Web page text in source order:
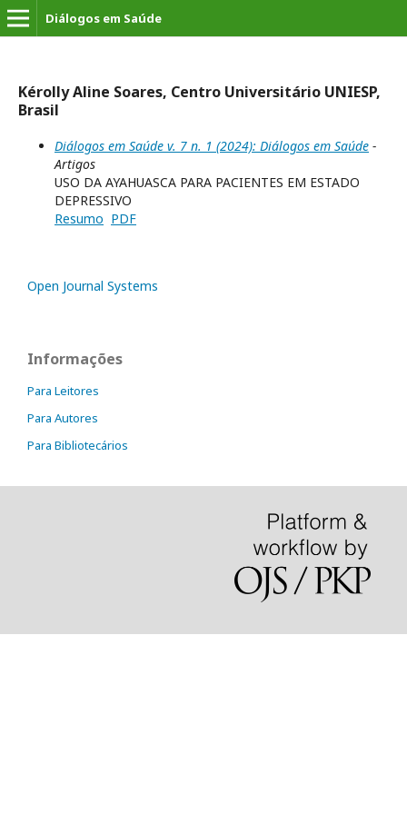
Diálogos em Saúde
Kérolly Aline Soares, Centro Universitário UNIESP,
Brasil
Diálogos em Saúde v. 7 n. 1 (2024): Diálogos em Saúde -
Artigos
USO DA AYAHUASCA PARA PACIENTES EM ESTADO
DEPRESSIVO
Resumo PDF
Open Journal Systems
Informações
Para Leitores
Para Autores
Para Bibliotecários